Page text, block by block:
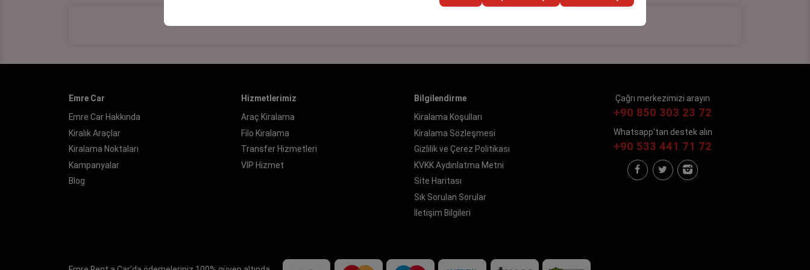
Emre Car
Emre Car Hakkında
Kiralık Araçlar
Kiralama Noktaları
Kampanyalar
Blog
Hizmetlerimiz
Araç Kiralama
Filo Kiralama
Transfer Hizmetleri
VIP Hizmet
Bilgilendirme
Kiralama Koşulları
Kiralama Sözleşmesi
Gizlilik ve Çerez Politikası
KVKK Aydınlatma Metni
Site Haritası
Sık Sorulan Sorular
İletişim Bilgileri
Çağrı merkezimizi arayın
+90 850 303 23 72
Whatsapp'tan destek alın
+90 533 441 71 72